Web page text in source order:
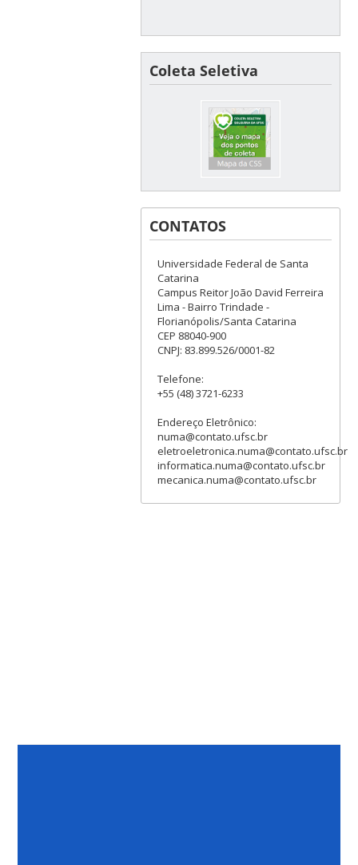
Coleta Seletiva
CONTATOS
Universidade Federal de Santa
Catarina
Campus Reitor João David Ferreira
Lima - Bairro Trindade -
Florianópolis/Santa Catarina
CEP 88040-900
CNPJ: 83.899.526/0001-82
Telefone:
+55 (48) 3721-6233
Endereço Eletrônico:
numa@contato.ufsc.br
eletroeletronica.numa@contato.ufsc.br
informatica.numa@contato.ufsc.br
mecanica.numa@contato.ufsc.br